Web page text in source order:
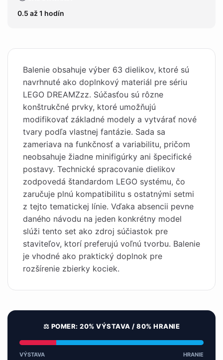
0.5 až 1 hodín
Balenie obsahuje výber 63 dielikov, ktoré sú
navrhnuté ako doplnkový materiál pre sériu
LEGO DREAMZzz. Súčasťou sú rôzne
konštrukčné prvky, ktoré umožňujú
modifikovať základné modely a vytvárať nové
tvary podľa vlastnej fantázie. Sada sa
zameriava na funkčnosť a variabilitu, pričom
neobsahuje žiadne minifigúrky ani špecifické
postavy. Technické spracovanie dielikov
zodpovedá štandardom LEGO systému, čo
zaručuje plnú kompatibilitu s ostatnými setmi
z tejto tematickej línie. Vďaka absencii pevne
daného návodu na jeden konkrétny model
slúži tento set ako zdroj súčiastok pre
staviteľov, ktorí preferujú voľnú tvorbu. Balenie
je vhodné ako praktický doplnok pre
rozšírenie zbierky kociek.
⚖️ POMER: 20% VÝSTAVA / 80% HRANIE
VÝSTAVA HRANIE